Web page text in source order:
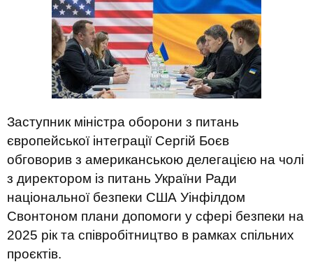
Заступник міністра оборони з питань
європейської інтеграції Сергій Боєв
обговорив з американською делегацією на чолі
з директором із питань України Ради
національної безпеки США Уінфілдом
Свонтоном плани допомоги у сфері безпеки на
2025 рік та співробітництво в рамках спільних
проєктів.